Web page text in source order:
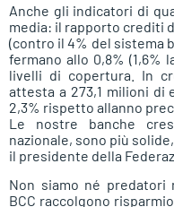
Anche gli indicatori di
media: il rapporto crediti
(contro il 4% del sistema
fermano allo 0,8% (1,6%
livelli di copertura. In
attesta a 273,1 milioni di
2,3% rispetto allanno
Le nostre banche
nazionale, sono più
il presidente della
Non siamo né
BCC raccolgono